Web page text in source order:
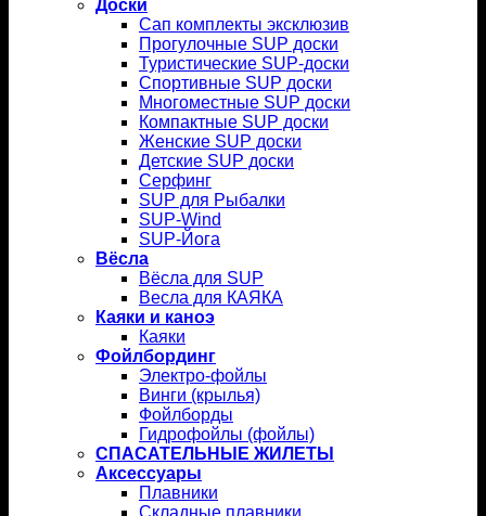
Доски
Сап комплекты эксклюзив
Прогулочные SUP доски
Туристические SUP-доски
Спортивные SUP доски
Многоместные SUP доски
Компактные SUP доски
Женские SUP доски
Детские SUP доски
Серфинг
SUP для Рыбалки
SUP-Wind
SUP-Йога
Вёсла
Вёсла для SUP
Весла для КАЯКА
Каяки и каноэ
Каяки
Фойлбординг
Электро-фойлы
Винги (крылья)
Фойлборды
Гидрофойлы (фойлы)
СПАСАТЕЛЬНЫЕ ЖИЛЕТЫ
Аксессуары
Плавники
Складные плавники